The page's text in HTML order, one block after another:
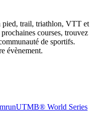
pied, trail, triathlon, VTT et
courses, trouvez
de sportifs.
évènement.
UTMB® World Series